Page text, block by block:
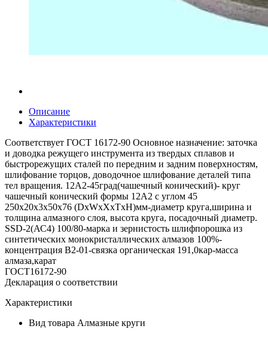
Описание
Характеристики
Соответствует ГОСТ 16172-90 Основное назначение: заточка
и доводка режущего инструмента из твердых сплавов и
быстрорежущих сталей по передним и задним поверхностям,
шлифование торцов, доводочное шлифование деталей типа
тел вращения. 12А2-45град(чашечный конический)- круг
чашечный конический формы 12А2 с углом 45
250х20х3х50х76 (DxWxXхТxH)мм-диаметр круга,ширина и
толщина алмазного слоя, высота круга, посадочный диаметр.
SSD-2(АС4) 100/80-марка и зернистость шлифпорошка из
синтетических монокристаллических алмазов 100%-
концентрация В2-01-связка органическая 191,0кар-масса
алмаза,карат
ГОСТ16172-90
Декларация о соответствии
Характеристики
Вид товара Алмазные круги